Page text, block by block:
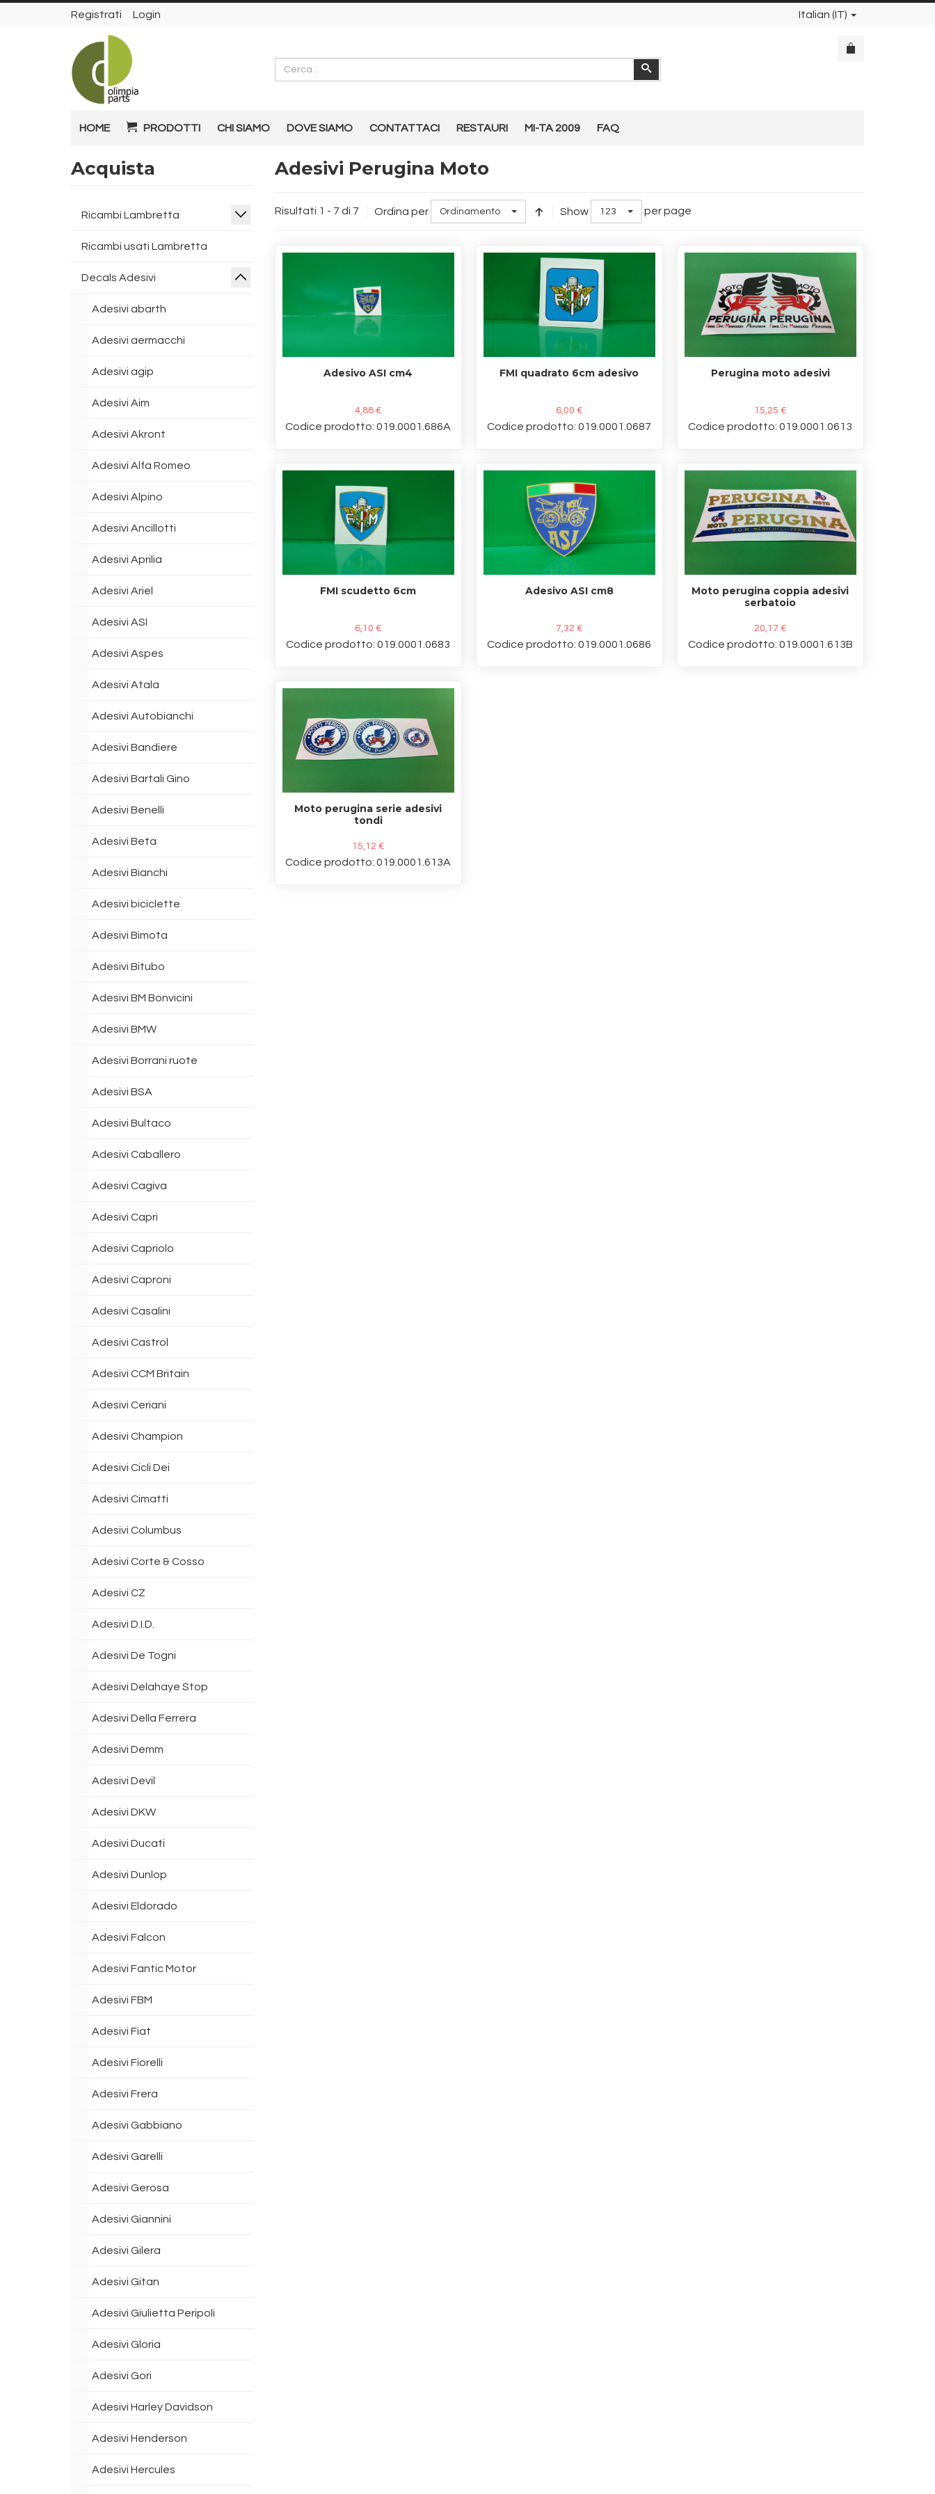
Registrati Login Italian (IT)
Cerca
Cerca
HOME PRODOTTI CHI SIAMO DOVE SIAMO CONTATTACI RESTAURI MI-TA 2009 FAQ
Adesivi Perugina Moto
Risultati 1 - 7 di 7 Ordina per Ordinamento Show 123 per page
Adesivo ASI cm4
4,88 €
Codice prodotto: 019.0001.686A
FMI quadrato 6cm adesivo
6,00 €
Codice prodotto: 019.0001.0687
Perugina moto adesivi
15,25 €
Codice prodotto: 019.0001.0613
FMI scudetto 6cm
6,10 €
Codice prodotto: 019.0001.0683
Adesivo ASI cm8
7,32 €
Codice prodotto: 019.0001.0686
Moto perugina coppia adesivi
serbatoio
20,17 €
Codice prodotto: 019.0001.613B
Moto perugina serie adesivi
tondi
15,12 €
Codice prodotto: 019.0001.613A
Acquista
Ricambi Lambretta
Ricambi usati Lambretta
Decals Adesivi
Adesivi abarth
Adesivi aermacchi
Adesivi agip
Adesivi Aim
Adesivi Akront
Adesivi Alfa Romeo
Adesivi Alpino
Adesivi Ancillotti
Adesivi Aprilia
Adesivi Ariel
Adesivi ASI
Adesivi Aspes
Adesivi Atala
Adesivi Autobianchi
Adesivi Bandiere
Adesivi Bartali Gino
Adesivi Benelli
Adesivi Beta
Adesivi Bianchi
Adesivi biciclette
Adesivi Bimota
Adesivi Bitubo
Adesivi BM Bonvicini
Adesivi BMW
Adesivi Borrani ruote
Adesivi BSA
Adesivi Bultaco
Adesivi Caballero
Adesivi Cagiva
Adesivi Capri
Adesivi Capriolo
Adesivi Caproni
Adesivi Casalini
Adesivi Castrol
Adesivi CCM Britain
Adesivi Ceriani
Adesivi Champion
Adesivi Cicli Dei
Adesivi Cimatti
Adesivi Columbus
Adesivi Corte & Cosso
Adesivi CZ
Adesivi D.I.D.
Adesivi De Togni
Adesivi Delahaye Stop
Adesivi Della Ferrera
Adesivi Demm
Adesivi Devil
Adesivi DKW
Adesivi Ducati
Adesivi Dunlop
Adesivi Eldorado
Adesivi Falcon
Adesivi Fantic Motor
Adesivi FBM
Adesivi Fiat
Adesivi Fiorelli
Adesivi Frera
Adesivi Gabbiano
Adesivi Garelli
Adesivi Gerosa
Adesivi Giannini
Adesivi Gilera
Adesivi Gitan
Adesivi Giulietta Peripoli
Adesivi Gloria
Adesivi Gori
Adesivi Harley Davidson
Adesivi Henderson
Adesivi Hercules